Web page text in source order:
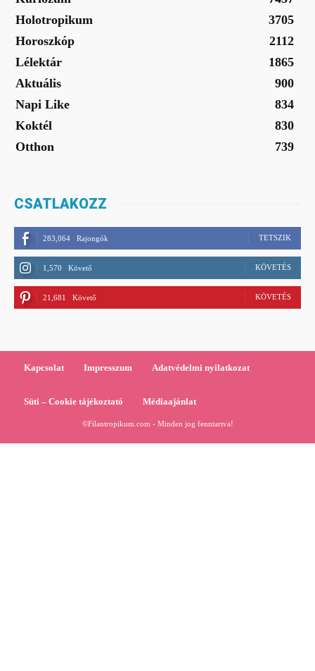
Holotropikum
3705
Horoszkóp
2112
Lélektár
1865
Aktuális
900
Napi Like
834
Koktél
830
Otthon
739
CSATLAKOZZ
283,064 Rajongók TETSZIK
1,570 Követő KÖVETÉS
21,681 Követő KÖVETÉS
Kapcsolat Impresszum Adatvédelmi nyilatkozat
Süti – Cookie tájékoztató Médiaajánlat
©Filantropikum.com - Minden jog fenntartva!